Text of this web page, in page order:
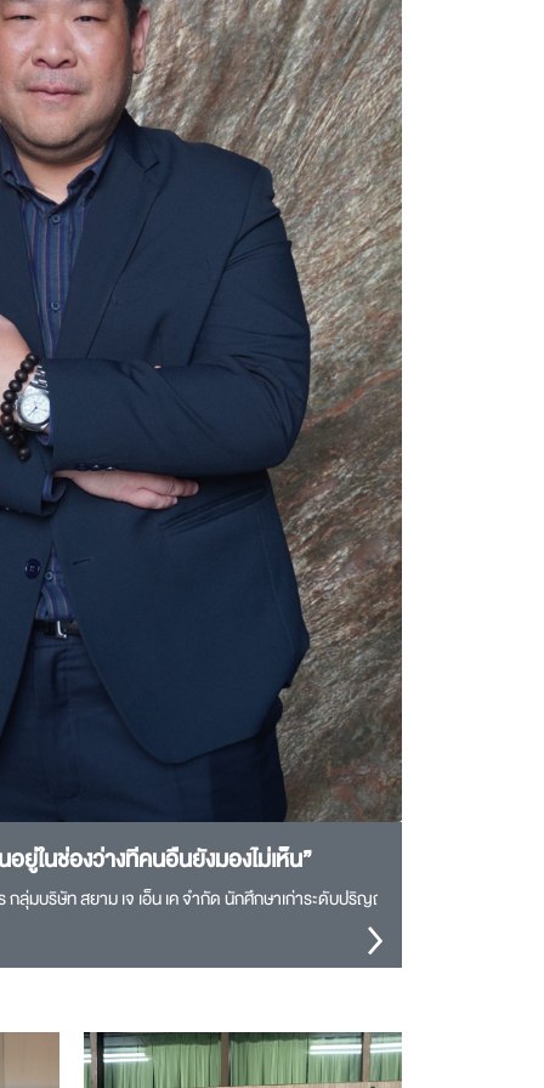
ยู่ในช่องว่างที่คนอื่นยังมองไม่เห็น”
มบริษัท สยาม เจ เอ็น เค จำกัด นักศึกษาเก่าระดับปริญญาตรี ภาควิชาวิศวกร